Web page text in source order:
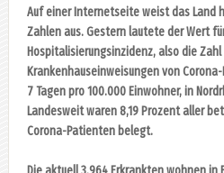
Auf einer Internetseite weist das Land
Zahlen aus. Gestern lautete der Wert
Hospitalisierungsinzidenz, also die
Krankenhauseinweisungen von
7 Tagen pro 100.000 Einwohner, in
Landesweit waren 8,19 Prozent aller
Corona-Patienten belegt.